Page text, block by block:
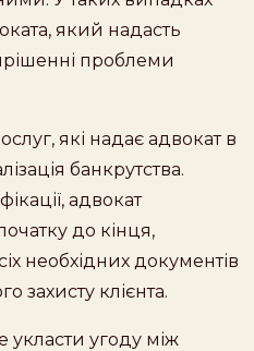
який надасть
проблеми
які надає адвокат в
банкрутства.
адвокат
до кінця,
необхідних документів
захисту клієнта.
угоду між